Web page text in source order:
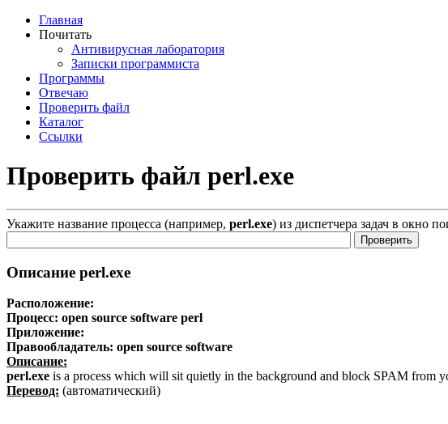
Главная
Почитать
Антивирусная лаборатория
Записки программиста
Программы
Отвечаю
Проверить файл
Каталог
Ссылки
Проверить файл perl.exe
Укажите название процесса (например, perl.exe) из диспетчера задач в окно
Описание perl.exe
Расположение:
Процесс: open source software perl
Приложение:
Правообладатель: open source software
Описание:
perl.exe is a process which will sit quietly in the background and block SPAM from
Перевод: (автоматический)